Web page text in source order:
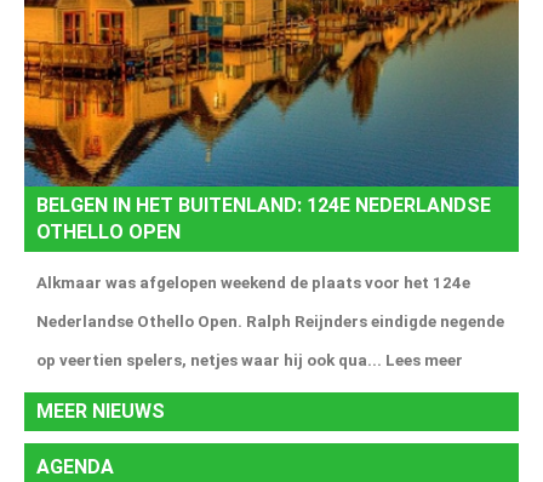
BELGEN IN HET BUITENLAND: 124E NEDERLANDSE
OTHELLO OPEN
Alkmaar was afgelopen weekend de plaats voor het 124e
Nederlandse Othello Open. Ralph Reijnders eindigde negende
op veertien spelers, netjes waar hij ook qua... Lees meer
MEER NIEUWS
AGENDA